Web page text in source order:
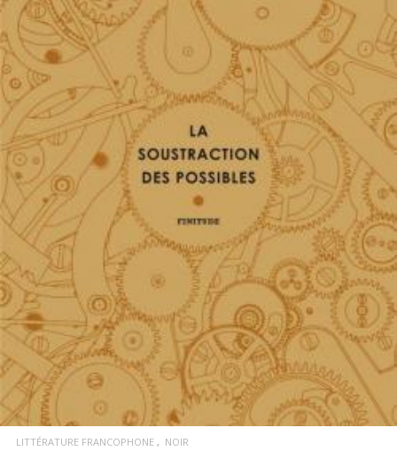
LIRE LA SUITE
LITTÉRATURE FRANCOPHONE NOIR